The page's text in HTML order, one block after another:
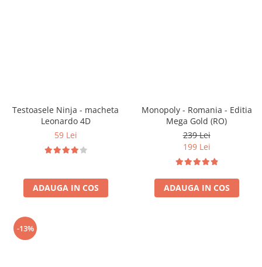
Dixit
Orchard Games
Carti de joc
Jocuri de masa
Jocuri de societate in limba
romana
Vezi toate jocurile de societate
Testoasele Ninja - macheta
Leonardo 4D
59 Lei
ADAUGA IN COS
Monopoly - Romania - Editia
Mega Gold (RO)
239 Lei
199 Lei
ADAUGA IN COS
-13%